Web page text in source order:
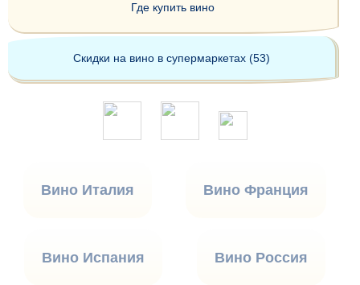
Где купить вино
Скидки на вино в супермаркетах (53)
Вино Италия Вино Франция
Вино Испания Вино Россия